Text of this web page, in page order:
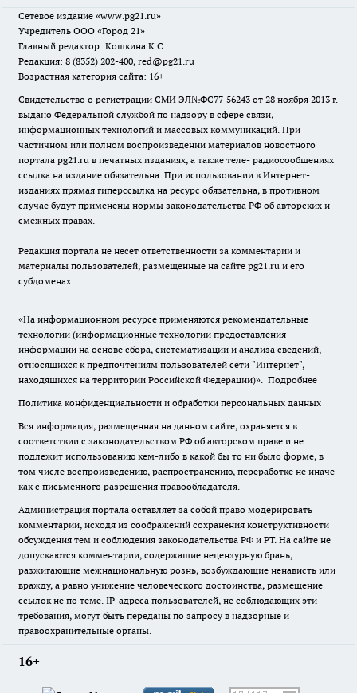
Сетевое издание «www.pg21.ru»
Учредитель ООО «Город 21»
Главный редактор: Кошкина К.С.
Редакция: 8 (8352) 202-400, red@pg21.ru
Возрастная категория сайта: 16+
Свидетельство о регистрации СМИ ЭЛ№ФС77-56243 от 28 ноября 2013 г.
выдано Федеральной службой по надзору в сфере связи,
информационных технологий и массовых коммуникаций. При
частичном или полном воспроизведении материалов новостного
портала pg21.ru в печатных изданиях, а также теле- радиосообщениях
ссылка на издание обязательна. При использовании в Интернет-
изданиях прямая гиперссылка на ресурс обязательна, в противном
случае будут применены нормы законодательства РФ об авторских и
смежных правах.
Редакция портала не несет ответственности за комментарии и
материалы пользователей, размещенные на сайте pg21.ru и его
субдоменах.
«На информационном ресурсе применяются рекомендательные
технологии (информационные технологии предоставления
информации на основе сбора, систематизации и анализа сведений,
относящихся к предпочтениям пользователей сети "Интернет",
находящихся на территории Российской Федерации)». Подробнее
Политика конфиденциальности и обработки персональных данных
Вся информация, размещенная на данном сайте, охраняется в
соответствии с законодательством РФ об авторском праве и не
подлежит использованию кем-либо в какой бы то ни было форме, в
том числе воспроизведению, распространению, переработке не иначе
как с письменного разрешения правообладателя.
Администрация портала оставляет за собой право модерировать
комментарии, исходя из соображений сохранения конструктивности
обсуждения тем и соблюдения законодательства РФ и РТ. На сайте не
допускаются комментарии, содержащие нецензурную брань,
разжигающие межнациональную рознь, возбуждающие ненависть или
вражду, а равно унижение человеческого достоинства, размещение
ссылок не по теме. IP-адреса пользователей, не соблюдающих эти
требования, могут быть переданы по запросу в надзорные и
правоохранительные органы.
16+